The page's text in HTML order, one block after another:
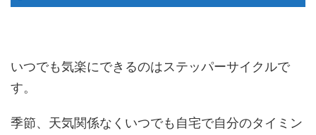
いつでも気楽にできるのはステッパーサイクルで
す。
季節、天気関係なくいつでも自宅で自分のタイミン